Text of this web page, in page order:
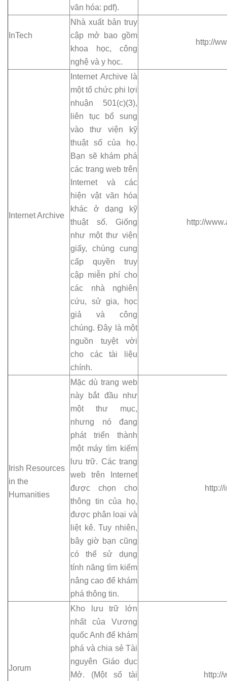
văn hóa: pdf).
InTech
Nhà xuất bản truy
cập mở bao gồm
khoa học, công
nghệ và y học.
http://
Internet Archive
Internet Archive là
một tổ chức phi lợi
nhuận 501(c)(3),
liên tục bổ sung
vào thư viện kỹ
thuật số của họ.
Bạn sẽ khám phá
các trang web trên
Internet và các
hiện vật văn hóa
khác ở dạng kỹ
thuật số. Giống
như một thư viện
giấy, chúng cung
cấp quyền truy
cập miễn phí cho
các nhà nghiên
cứu, sử gia, học
giả và công
chúng. Đây là một
nguồn tuyệt vời
cho các tài liệu
chính.
http://
Irish Resources
in the
Humanities
Mặc dù trang web
này bắt đầu như
một thư mục,
nhưng nó đang
phát triển thành
một máy tìm kiếm
lưu trữ. Các trang
web trên Internet
được chọn cho
thông tin của họ,
được phân loại và
liệt kê. Tuy nhiên,
bây giờ bạn cũng
có thể sử dụng
tính năng tìm kiếm
nâng cao để khám
phá thông tin.
Jorum
Kho lưu trữ lớn
nhất của Vương
quốc Anh để khám
phá và chia sẻ Tài
nguyên Giáo dục
Mở. (Một số tài
http://